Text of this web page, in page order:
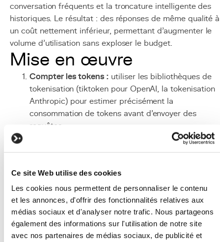
Ce site Web utilise des cookies
Les cookies nous permettent de personnaliser le contenu
et les annonces, d'offrir des fonctionnalités relatives aux
médias sociaux et d'analyser notre trafic. Nous partageons
également des informations sur l'utilisation de notre site
avec nos partenaires de médias sociaux, de publicité et
conversation fréquents et la troncature intelligente des
historiques. Le résultat : des réponses de même qualité à
un coût nettement inférieur, permettant d'augmenter le
volume d'utilisation sans exploser le budget.
Mise en œuvre
Compter les tokens : utiliser les bibliothèques de
tokenisation (tiktoken pour OpenAI, la tokenisation
Anthropic) pour estimer précisément la
consommation de tokens avant d'envoyer des
requêtes.
rédiger des instructions
concises et structurées. Éliminer les redondances,
verbeux, et tester différentes formulations.
Gérer la fenêtre de contexte :implémenter une
stratégie de troncature ou de résumé pour les
conversations longues. Prioriser les informations les
plus récentes et pertinentes.
Monitorer les coûts :mettre en place un tableau